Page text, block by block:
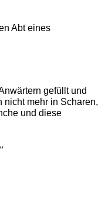
Abt eines
gefüllt und
nicht mehr in Scharen,
und diese